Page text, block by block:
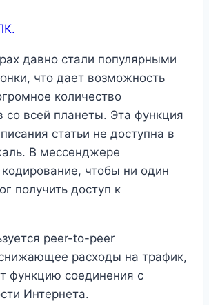
давно стали популярными
что дает возможность
количество
со всей планеты. Эта функция
статьи не доступна в
В мессенджере
чтобы ни один
получить доступ к
peer-to-peer
расходы на трафик,
функцию соединения с
Интернета.